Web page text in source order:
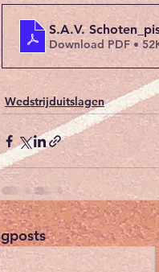
S.A.V.
Download PDF •
Wedstrijduitslagen